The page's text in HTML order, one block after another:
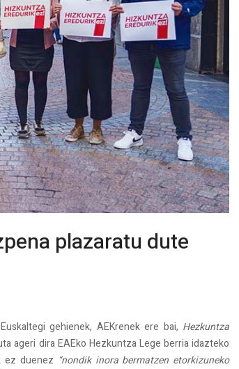
plazaratu dute
gehienek, AEKrenek ere bai, Hezkuntza
ageri dira EAEko Hezkuntza Lege berria idazteko
ez duenez “nondik inora bermatzen etorkizuneko